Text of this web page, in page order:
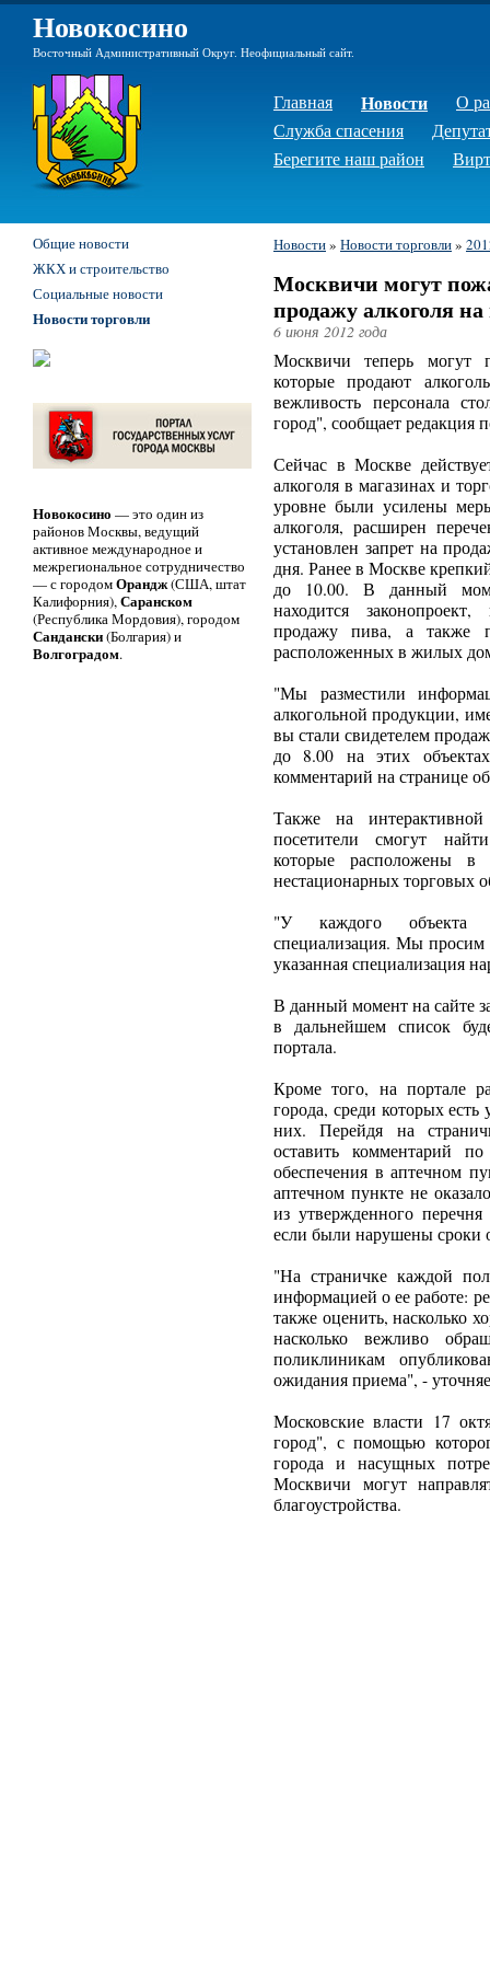
Новокосино
Восточный Административный Округ. Неофициальный сайт.
Главная Новости
О
Служба спасения
Берегите наш район
Новости» Новости торговли»
Москвичи могут
продажу алкоголя
6 июня 2012 года
Москвичи теперь могут
которые продают
вежливость персонала
город", сообщает редакция
Сейчас в Москве
алкоголя в магазинах и
уровне были усилены
алкоголя, расширен
установлен запрет на
дня. Ранее в Москве
до 10.00. В данный
находится
продажу пива, а также
расположенных в жилых
"Мы разместили
алкогольной продукции,
вы стали свидетелем
до 8.00 на этих
комментарий на странице
Также на
посетители смогут
которые расположены в
нестационарных торговых
"У каждого объекта
специализация. Мы просим
указанная специализация
В данный момент на сайте
в дальнейшем список
портала.
Кроме того, на портале
города, среди которых
них. Перейдя на
оставить комментарий
обеспечения в аптечном
аптечном пункте не
из утвержденного
если были нарушены сроки
"На страничке каждой
информацией о ее работе:
также оценить, насколько
насколько вежливо
поликлиникам
ожидания приема", -
Московские власти 17
город", с помощью
города и насущных
Москвичи могут
благоустройства.
Общие новости
ЖКХ и строительство
Социальные новости
Новости торговли
Новокосино — это один из
районов Москвы, ведущий
активное международное и
межрегиональное сотрудничество
— с городомОрандж(США, штат
Калифорния),Саранском
(Республика Мордовия), городом
Сандански(Болгария) и
Волгоградом.